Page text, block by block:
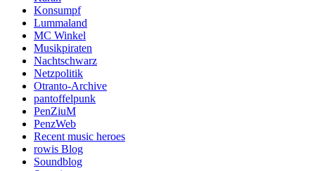
Konsumpf
Lummaland
MC Winkel
Musikpiraten
Nachtschwarz
Netzpolitik
Otranto-Archive
pantoffelpunk
PenZiuM
PenzWeb
Recent music heroes
rowis Blog
Soundblog